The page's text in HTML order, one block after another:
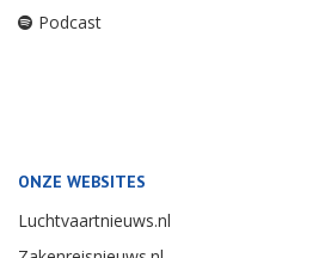
Podcast
ONZE WEBSITES
Luchtvaartnieuws.nl